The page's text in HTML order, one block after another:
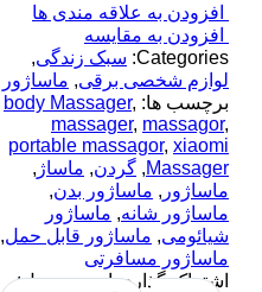
افزودن به علاقه مندی ها
افزودن به مقایسه
Categories: سبک زندگی,
لوازم شخصی برقی, ماساژور
برچسب ها: body Massager,
massager, massagor,
portable massagor, xiaomi
Massager
, گردن, ماساژ ,
ماساژور , ماساژور بدن,
ماساژور شانه, ماساژور
شیائومی, ماساژور قابل حمل,
ماساژور مسافرتی
اشتراک گذاری این محصول: